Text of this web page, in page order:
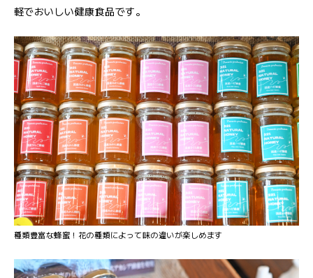
軽でおいしい健康食品です。
種類豊富な蜂蜜！花の種類によって味の違いが楽しめます